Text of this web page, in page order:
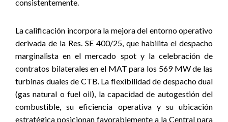
consistentemente.
La calificación incorpora la mejora del entorno operativo
derivada de la Res. SE 400/25, que habilita el despacho
marginalista en el mercado spot y la celebración de
contratos bilaterales en el MAT para los 569 MW de las
turbinas duales de CTB. La flexibilidad de despacho dual
(gas natural o fuel oil), la capacidad de autogestión del
combustible, su eficiencia operativa y su ubicación
estratégica posicionan favorablemente a la Central para